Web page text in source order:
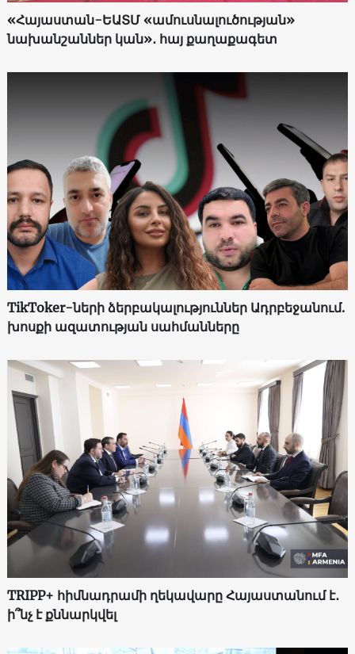
«Հայաստան-ԵԱՏՄ «ամուսնալուծության»
նախանշաններ կան»․ հայ քաղաքագետ
TikToker-ների ձերբակալություններ Ադրբեջանում.
խոսքի ազատության սահմանները
TRIPP+ հիմնադրամի ղեկավարը Հայաստանում է․
ի՞նչ է քննարկվել